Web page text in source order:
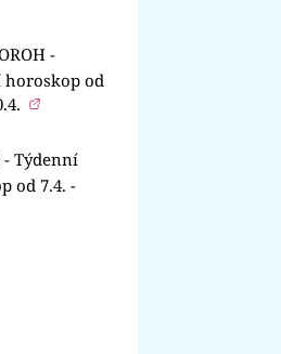
horoskop od
od 7.4. -